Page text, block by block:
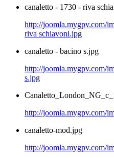
canaletto - 1730 - riva
http://joomla.mygpv.com/
riva schiavoni.jpg
canaletto - bacino s.jpg
http://joomla.mygpv.com/
s.jpg
http://joomla.mygpv.com/
canaletto-mod.jpg
http://joomla.mygpv.com/